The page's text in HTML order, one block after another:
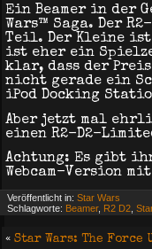
Ein Beamer in der
Wars™ Saga. Der
Teil. Der Kleine
ist eher ein
klar, dass der
nicht gerade ein
iPod Docking
Aber jetzt mal
einen R2-D2-
Achtung: Es gibt
Webcam-Version
Veröffentlicht in: Star Wars
Schlagworte: Beamer, R2 D2
« Star Wars: The Force